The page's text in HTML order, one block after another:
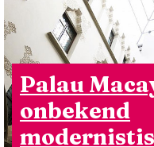
Palau
onbekend